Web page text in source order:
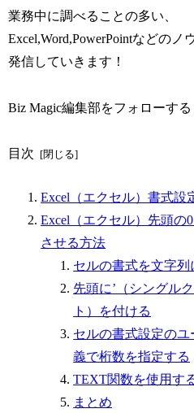
業務中に調べることの多い、
Excel,Word,PowerPointなどのノ
発信していきます！
Biz Magic編集部をフォローする
目次
Excel（エクセル）書式設
Excel（エクセル）先頭の
させる方法
セルの書式を文字列
先頭に’（シングル
ト）を付ける
セルの書式設定のユ
義で桁数を指定する
TEXT関数を使用す
まとめ